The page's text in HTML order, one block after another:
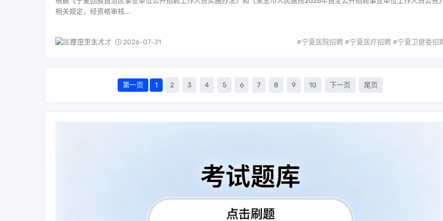
相关规定，经资格审核...
医疗卫生人才 2026-07-31 #宁夏医院招聘 #宁夏医疗招聘 #宁夏卫健委招
第一页 1 2 3 4 5 6 7 8 9 10 下一页 尾页